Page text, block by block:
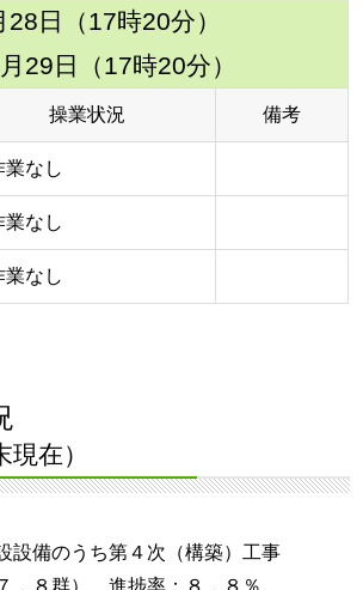
28日（17時20分）
29日（17時20分）
操業状況 備考
業なし
業なし
業なし
現在）
設備のうち第４次（構築）工事
，８群） 進捗率：８．８％